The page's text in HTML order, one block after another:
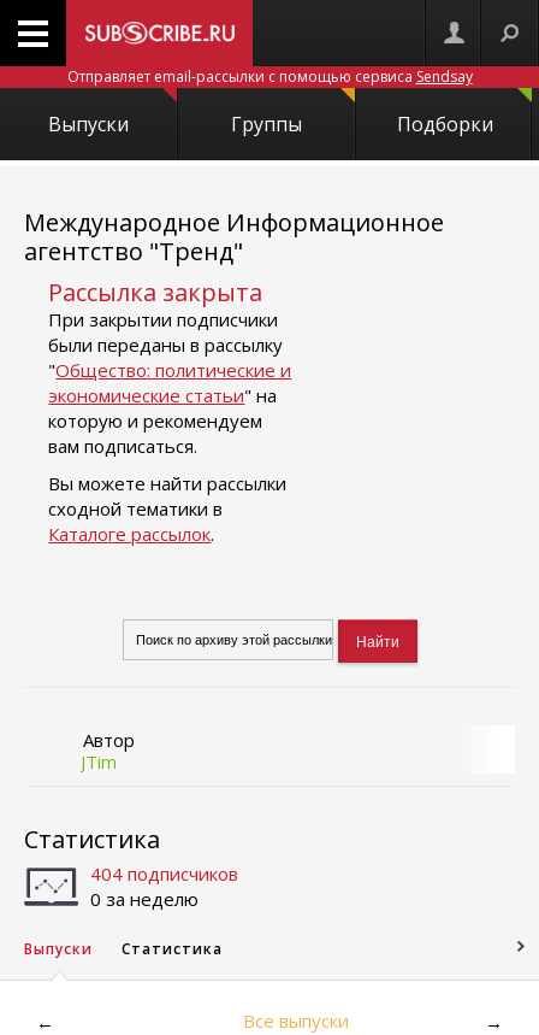
Отправляет email-рассылки с помощью сервиса Sendsay
Выпуски Группы Подборки
Международное Информационное
агентство "Тренд"
Рассылка закрыта
При закрытии подписчики
были переданы в рассылку
"Общество: политические и
экономические статьи" на
которую и рекомендуем
вам подписаться.
Вы можете найти рассылки
сходной тематики в
Каталоге рассылок.
Автор
JTim
Статистика
404 подписчиков
0 за неделю
Выпуски Статистика
← Все выпуски →